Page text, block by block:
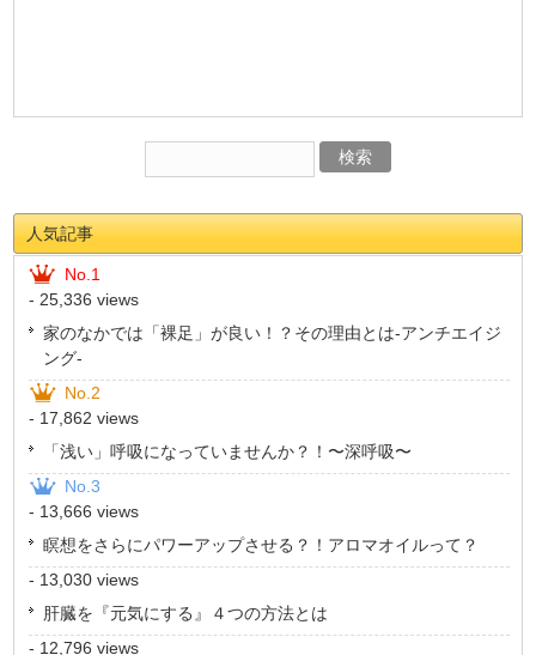
人気記事
No.1
- 25,336 views
家のなかでは「裸足」が良い！？その理由とは-アンチエイジ
ング-
No.2
- 17,862 views
「浅い」呼吸になっていませんか？！〜深呼吸〜
No.3
- 13,666 views
瞑想をさらにパワーアップさせる？！アロマオイルって？
- 13,030 views
肝臓を『元気にする』４つの方法とは
- 12,796 views